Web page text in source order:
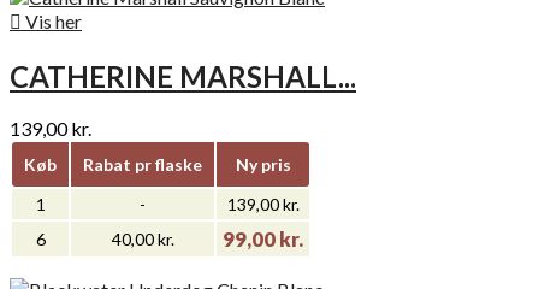
 Vis her
CATHERINE MARSHALL...
139,00 kr.
Køb Rabat pr flaske
Ny pris
1
-
139,00 kr.
6
40,00 kr. 99,00 kr.